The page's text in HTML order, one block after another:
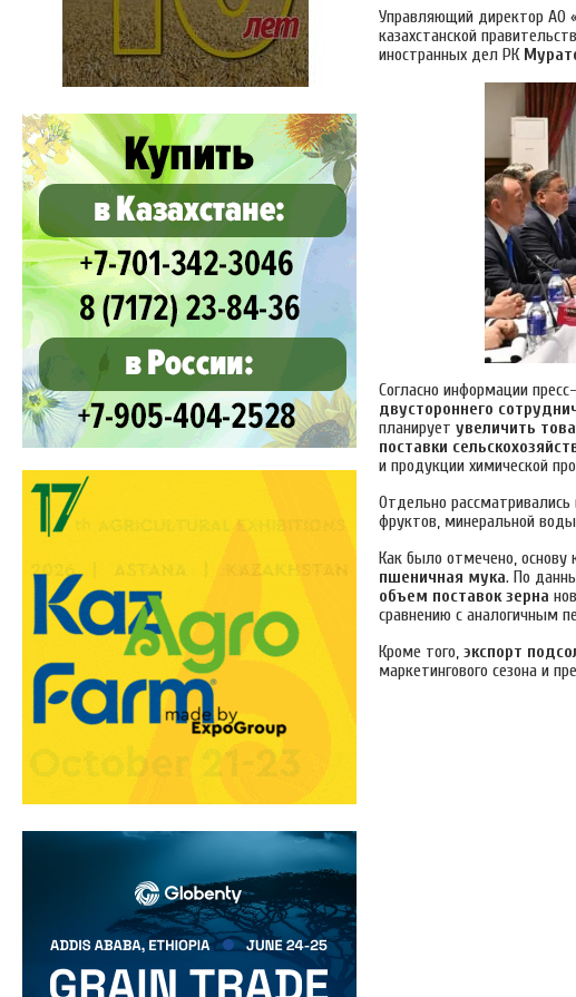
Управляющий директор АО
казахстанской
иностранных дел РК
Согласно информации
двустороннего
планирует увеличить
поставки
и продукции химической
Отдельно
фруктов, минеральной воды
Как было отмечено, основу
пшеничная мука. По
объем поставок зерна
сравнению с аналогичным
Кроме того, экспорт
маркетингового сезона и